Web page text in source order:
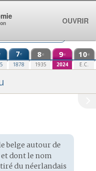
7e
1878
8e
1935
9e
2024
10e
E.C.
belge autour de
dont le nom
du néerlandais
OUVRIR